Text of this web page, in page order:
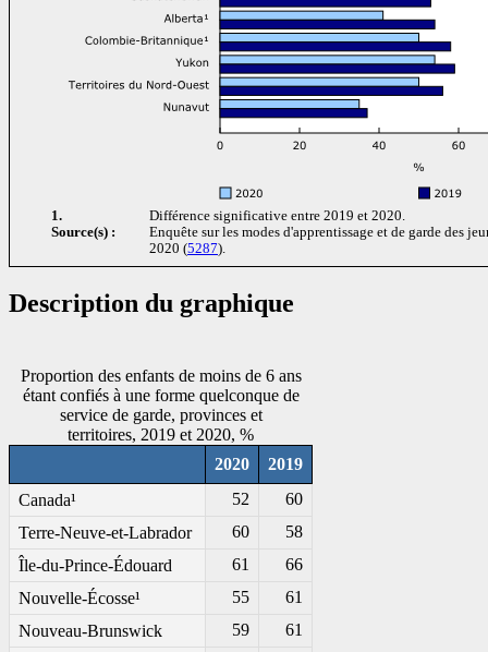
1.
Différence significative entre 2019 et 2020.
Source(s) :
Enquête sur les modes d'apprentissage et de garde des
2020 (5287).
Description du graphique
Proportion des enfants de moins de 6 ans
étant confiés à une forme quelconque de
service de garde, provinces et
territoires, 2019 et 2020, %
2020
2019
Canada¹
52
60
Terre-Neuve-et-Labrador
60
58
Île-du-Prince-Édouard
61
66
Nouvelle-Écosse¹
55
61
Nouveau-Brunswick
59 61